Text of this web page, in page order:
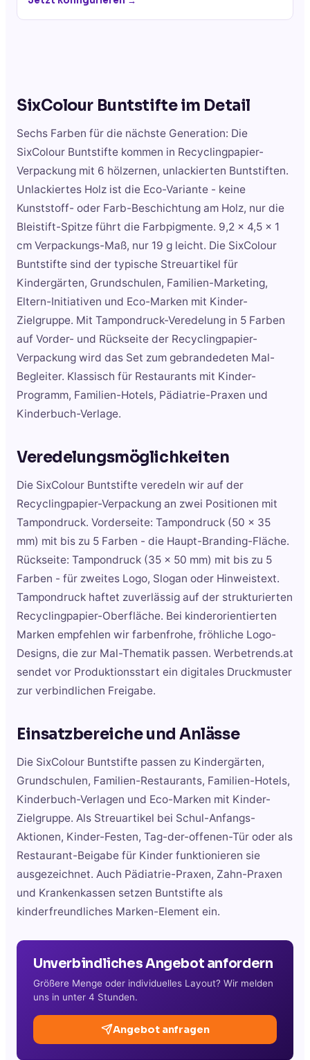
SixColour Buntstifteim Detail
Sechs Farben für die nächste Generation: Die
SixColour Buntstifte kommen in Recyclingpapier-
Verpackung mit 6 hölzernen, unlackierten Buntstiften.
Unlackiertes Holz ist die Eco-Variante - keine
Kunststoff- oder Farb-Beschichtung am Holz, nur die
Bleistift-Spitze führt die Farbpigmente. 9,2 x 4,5 x 1
cm Verpackungs-Maß, nur 19 g leicht. Die SixColour
Buntstifte sind der typische Streuartikel für
Kindergärten, Grundschulen, Familien-Marketing,
Eltern-Initiativen und Eco-Marken mit Kinder-
Zielgruppe. Mit Tampondruck-Veredelung in 5 Farben
auf Vorder- und Rückseite der Recyclingpapier-
Verpackung wird das Set zum gebrandedeten Mal-
Begleiter. Klassisch für Restaurants mit Kinder-
Programm, Familien-Hotels, Pädiatrie-Praxen und
Kinderbuch-Verlage.
Veredelungsmöglichkeiten
Die SixColour Buntstifte veredeln wir auf der
Recyclingpapier-Verpackung an zwei Positionen mit
Tampondruck. Vorderseite: Tampondruck (50 x 35
mm) mit bis zu 5 Farben - die Haupt-Branding-Fläche.
Rückseite: Tampondruck (35 x 50 mm) mit bis zu 5
Farben - für zweites Logo, Slogan oder Hinweistext.
Tampondruck haftet zuverlässig auf der strukturierten
Recyclingpapier-Oberfläche. Bei kinderorientierten
Marken empfehlen wir farbenfrohe, fröhliche Logo-
Designs, die zur Mal-Thematik passen. Werbetrends.at
sendet vor Produktionsstart ein digitales Druckmuster
zur verbindlichen Freigabe.
Einsatzbereiche und Anlässe
Die SixColour Buntstifte passen zu Kindergärten,
Grundschulen, Familien-Restaurants, Familien-Hotels,
Kinderbuch-Verlagen und Eco-Marken mit Kinder-
Zielgruppe. Als Streuartikel bei Schul-Anfangs-
Aktionen, Kinder-Festen, Tag-der-offenen-Tür oder als
Restaurant-Beigabe für Kinder funktionieren sie
ausgezeichnet. Auch Pädiatrie-Praxen, Zahn-Praxen
und Krankenkassen setzen Buntstifte als
kinderfreundliches Marken-Element ein.
Unverbindliches Angebot anfordern
Größere Menge oder individuelles Layout? Wir melden
uns in unter 4 Stunden.
Angebot anfragen